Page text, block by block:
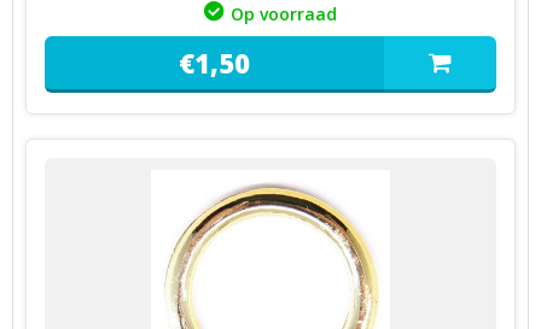
Op voorraad
€1,50